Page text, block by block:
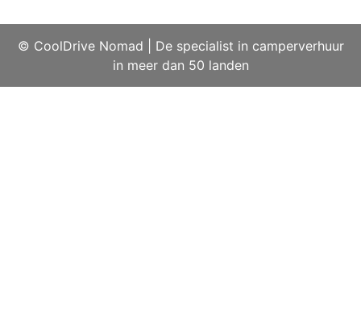
© CoolDrive Nomad
De specialist in camperverhuur
in meer dan 50 landen